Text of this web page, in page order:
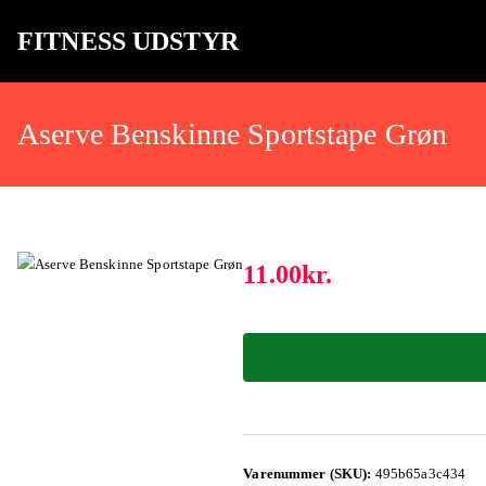
FITNESS UDSTYR
Aserve Benskinne Sportstape Grøn
11.00kr.
Varenummer (SKU): 495b65a3c434